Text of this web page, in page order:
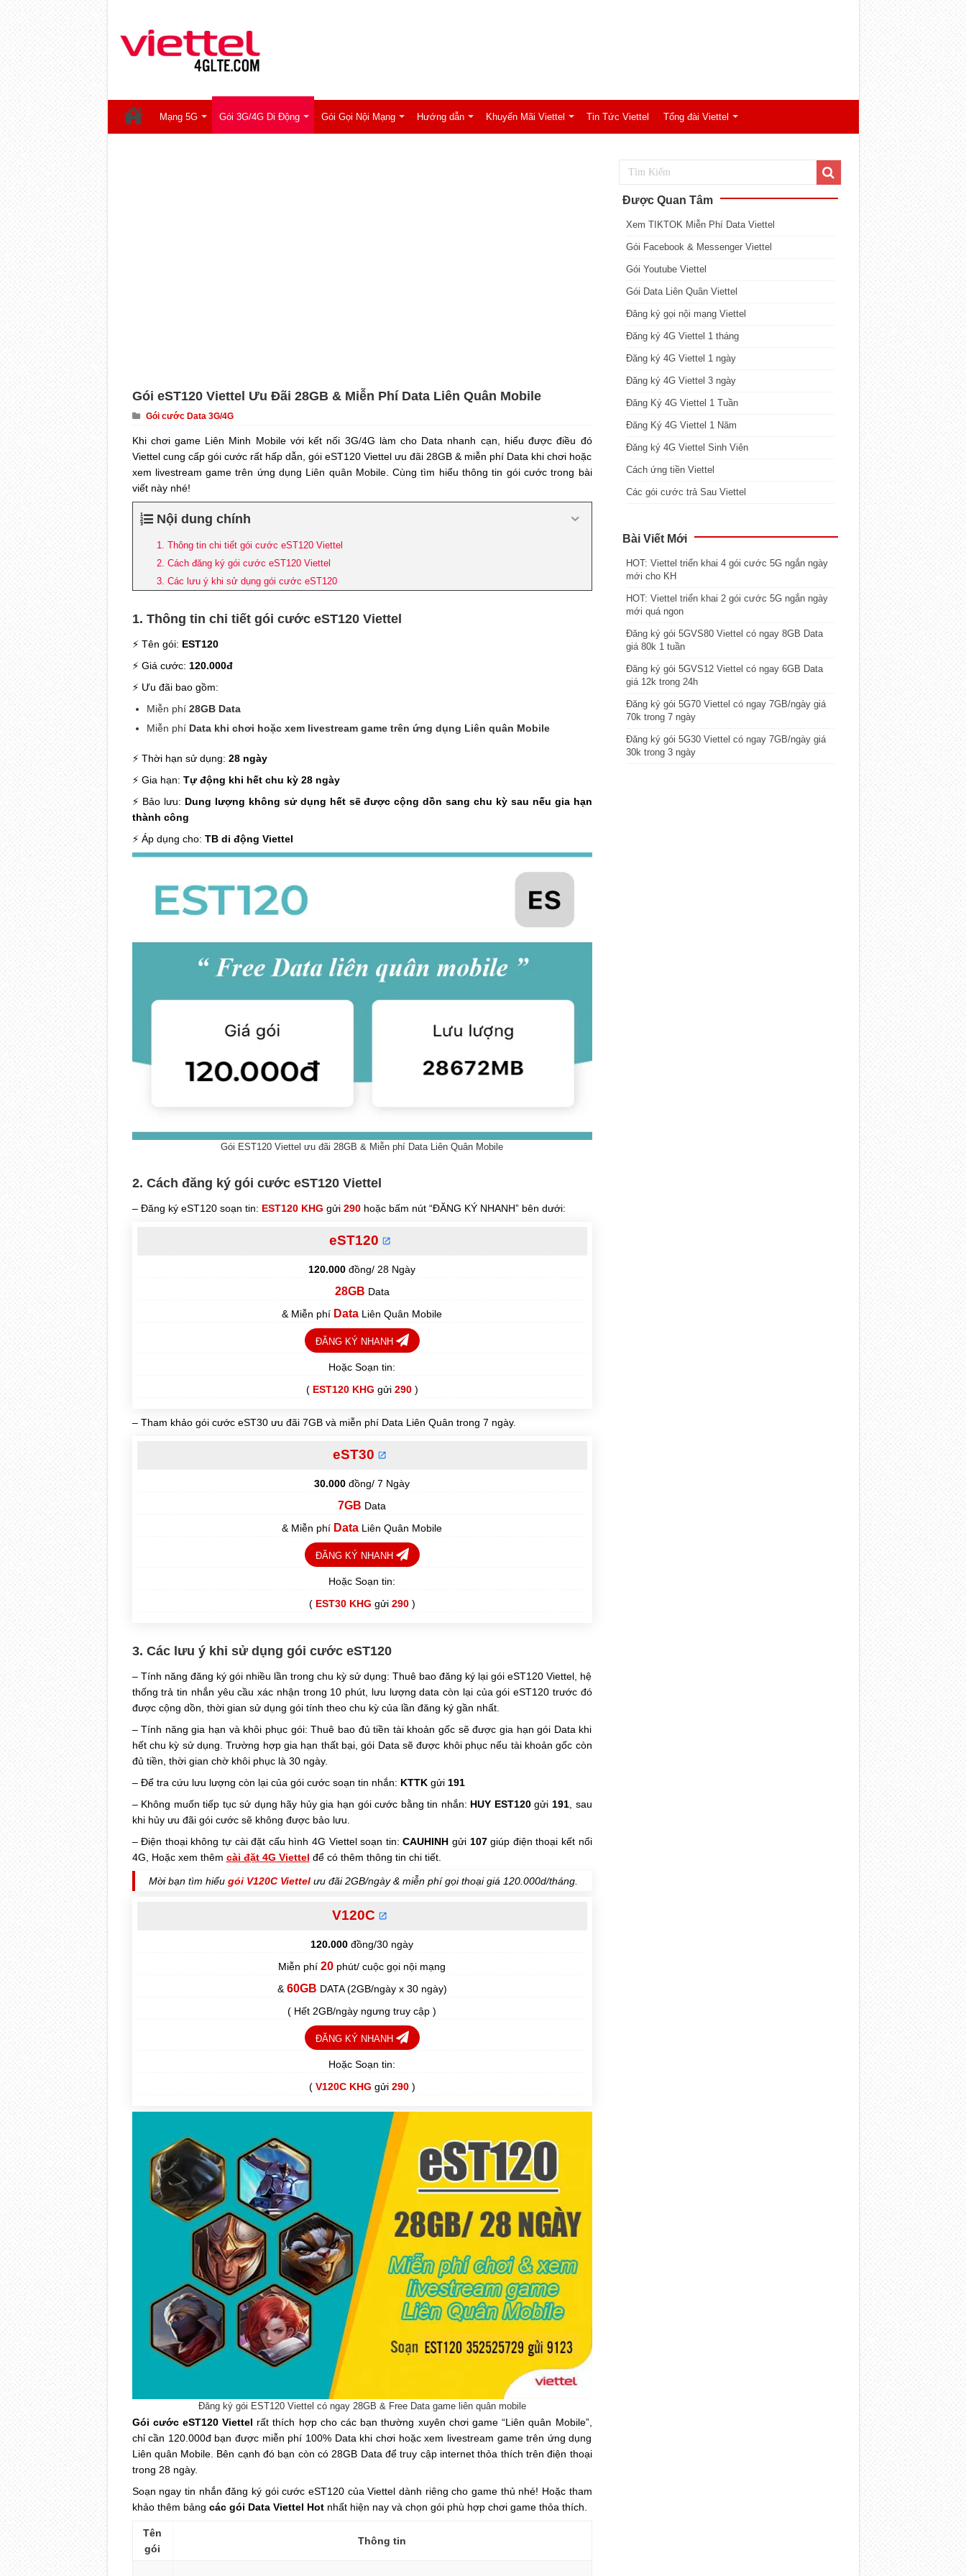
Mạng 5G Gói 3G/4G Di Động Gói Gọi Nội Mạng Hướng dẫn Khuyến Mãi Viettel Tin Tức Viettel Tổng đài Viettel
Gói eST120 Viettel Ưu Đãi 28GB & Miễn Phí Data Liên Quân Mobile
Gói cước Data 3G/4G
Khi chơi game Liên Minh Mobile với kết nối 3G/4G làm cho Data nhanh cạn, hiểu được điều đó
Viettel cung cấp gói cước rất hấp dẫn, gói eST120 Viettel ưu đãi 28GB & miễn phí Data khi chơi hoặc
xem livestream game trên ứng dụng Liên quân Mobile. Cùng tìm hiểu thông tin gói cước trong bài
viết này nhé!
Nội dung chính
1. Thông tin chi tiết gói cước eST120 Viettel
2. Cách đăng ký gói cước eST120 Viettel
3. Các lưu ý khi sử dụng gói cước eST120
1. Thông tin chi tiết gói cước eST120 Viettel
⚡ Tên gói: EST120
⚡ Giá cước: 120.000đ
⚡ Ưu đãi bao gồm:
Miễn phí 28GB Data
Miễn phí Data khi chơi hoặc xem livestream game trên ứng dụng Liên quân Mobile
⚡ Thời hạn sử dụng: 28 ngày
⚡ Gia hạn: Tự động khi hết chu kỳ 28 ngày
⚡ Bảo lưu: Dung lượng không sử dụng hết sẽ được cộng dồn sang chu kỳ sau nếu gia hạn
thành công
⚡ Áp dụng cho: TB di động Viettel
Gói EST120 Viettel ưu đãi 28GB & Miễn phí Data Liên Quân Mobile
2. Cách đăng ký gói cước eST120 Viettel
– Đăng ký eST120 soạn tin: EST120 KHG gửi 290hoặc bấm nút “ĐĂNG KÝ NHANH” bên dưới:
eST120
120.000 đồng/ 28 Ngày
28GB Data
& Miễn phí Data Liên Quân Mobile
ĐĂNG KÝ NHANH
Hoặc Soạn tin:
( EST120 KHG gửi 290 )
– Tham khảo gói cước eST30 ưu đãi 7GB và miễn phí Data Liên Quân trong 7 ngày.
eST30
30.000 đồng/ 7 Ngày
7GB Data
& Miễn phí Data Liên Quân Mobile
ĐĂNG KÝ NHANH
Hoặc Soạn tin:
( EST30 KHG gửi 290 )
3. Các lưu ý khi sử dụng gói cước eST120
– Tính năng đăng ký gói nhiều lần trong chu kỳ sử dụng: Thuê bao đăng ký lại gói eST120 Viettel, hệ
thống trả tin nhắn yêu cầu xác nhận trong 10 phút, lưu lượng data còn lại của gói eST120 trước đó
được cộng dồn, thời gian sử dụng gói tính theo chu kỳ của lần đăng ký gần nhất.
– Tính năng gia hạn và khôi phục gói: Thuê bao đủ tiền tài khoản gốc sẽ được gia hạn gói Data khi
hết chu kỳ sử dụng. Trường hợp gia hạn thất bại, gói Data sẽ được khôi phục nếu tài khoản gốc còn
đủ tiền, thời gian chờ khôi phục là 30 ngày.
– Để tra cứu lưu lượng còn lại của gói cước soạn tin nhắn: KTTKgửi 191
– Không muốn tiếp tục sử dụng hãy hủy gia hạn gói cước bằng tin nhắn: HUY EST120gửi 191, sau
khi hủy ưu đãi gói cước sẽ không được bảo lưu.
– Điện thoại không tự cài đặt cấu hình 4G Viettel soạn tin:CAUHINH gửi 107giúp điện thoại kết nối
4G, Hoặc xem thêm cài đặt 4G Viettel để có thêm thông tin chi tiết.
Mời bạn tìm hiểu gói V120C Viettel ưu đãi 2GB/ngày & miễn phí gọi thoại giá 120.000d/tháng.
V120C
120.000 đồng/30 ngày
Miễn phí 20 phút/ cuộc gọi nội mạng
&60GB DATA (2GB/ngày x 30 ngày)
( Hết 2GB/ngày ngưng truy cập )
ĐĂNG KÝ NHANH
Hoặc Soạn tin:
( V120C KHG gửi 290 )
Đăng ký gói EST120 Viettel có ngay 28GB & Free Data game liên quân mobile
Gói cước eST120 Viettel rất thích hợp cho các bạn thường xuyên chơi game “Liên quân Mobile”,
chỉ cần 120.000đ bạn được miễn phí 100% Data khi chơi hoặc xem livestream game trên ứng dụng
Liên quân Mobile. Bên cạnh đó bạn còn có 28GB Data để truy cập internet thỏa thích trên điện thoại
trong 28 ngày.
Soạn ngay tin nhắn đăng ký gói cước eST120 của Viettel dành riêng cho game thủ nhé! Hoặc tham
khảo thêm bảng các gói Data Viettel Hotnhất hiện nay và chọn gói phù hợp chơi game thỏa thích.
Tên
gói
Thông tin
Được Quan Tâm
Xem TIKTOK Miễn Phí Data Viettel
Gói Facebook & Messenger Viettel
Gói Youtube Viettel
Gói Data Liên Quân Viettel
Đăng ký gọi nội mạng Viettel
Đăng ký 4G Viettel 1 tháng
Đăng ký 4G Viettel 1 ngày
Đăng ký 4G Viettel 3 ngày
Đăng Ký 4G Viettel 1 Tuần
Đăng Ký 4G Viettel 1 Năm
Đăng ký 4G Viettel Sinh Viên
Cách ứng tiền Viettel
Các gói cước trả Sau Viettel
Bài Viết Mới
HOT: Viettel triển khai 4 gói cước 5G ngắn ngày
mới cho KH
HOT: Viettel triển khai 2 gói cước 5G ngắn ngày
mới quá ngon
Đăng ký gói 5GVS80 Viettel có ngay 8GB Data
giá 80k 1 tuần
Đăng ký gói 5GVS12 Viettel có ngay 6GB Data
giá 12k trong 24h
Đăng ký gói 5G70 Viettel có ngay 7GB/ngày giá
70k trong 7 ngày
Đăng ký gói 5G30 Viettel có ngay 7GB/ngày giá
30k trong 3 ngày